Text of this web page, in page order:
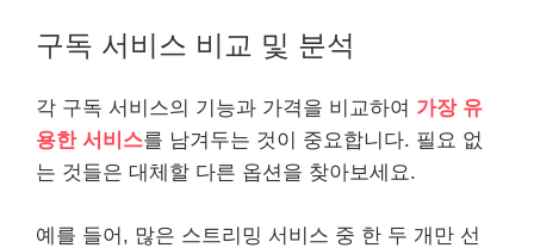
구독 서비스 비교 및 분석
각 구독 서비스의 기능과 가격을 비교하여 가장 유
용한 서비스를 남겨두는 것이 중요합니다. 필요 없
는 것들은 대체할 다른 옵션을 찾아보세요.
예를 들어, 많은 스트리밍 서비스 중 한 두 개만 선